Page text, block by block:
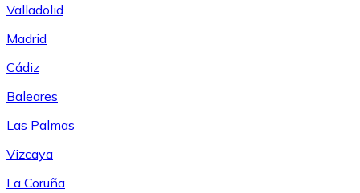
Valladolid
Madrid
Cádiz
Baleares
Las Palmas
Vizcaya
La Coruña